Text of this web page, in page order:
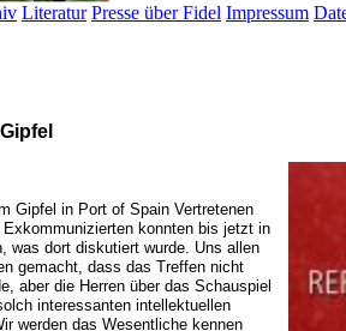
Literatur Presse über Fidel Impressum
Gipfel in Port of Spain Vertretenen
konnten bis jetzt in
was dort diskutiert wurde. Uns allen
gemacht, dass das Treffen nicht
aber die Herren über das Schauspiel
interessanten intellektuellen
werden das Wesentliche kennen